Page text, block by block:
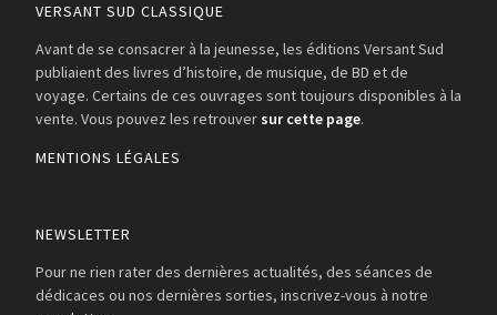
VERSANT SUD CLASSIQUE
Avant de se consacrer à la jeunesse, les éditions Versant Sud
publiaient des livres d’histoire, de musique, de BD et de
voyage. Certains de ces ouvrages sont toujours disponibles à la
vente. Vous pouvez les retrouver sur cette page.
MENTIONS LÉGALES
NEWSLETTER
Pour ne rien rater des dernières actualités, des séances de
dédicaces ou nos dernières sorties, inscrivez-vous à notre